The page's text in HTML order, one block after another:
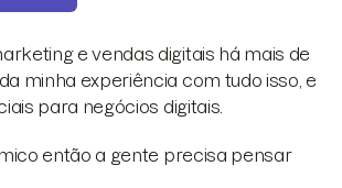
e vendas digitais há mais de
minha experiência com tudo isso, e
para negócios digitais.
então a gente precisa pensar